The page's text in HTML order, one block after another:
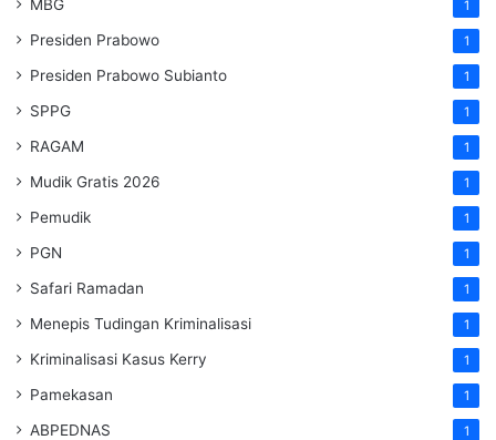
MBG 1
Presiden Prabowo 1
Presiden Prabowo Subianto 1
SPPG 1
RAGAM 1
Mudik Gratis 2026 1
Pemudik 1
PGN 1
Safari Ramadan 1
Menepis Tudingan Kriminalisasi 1
Kriminalisasi Kasus Kerry 1
Pamekasan 1
ABPEDNAS 1